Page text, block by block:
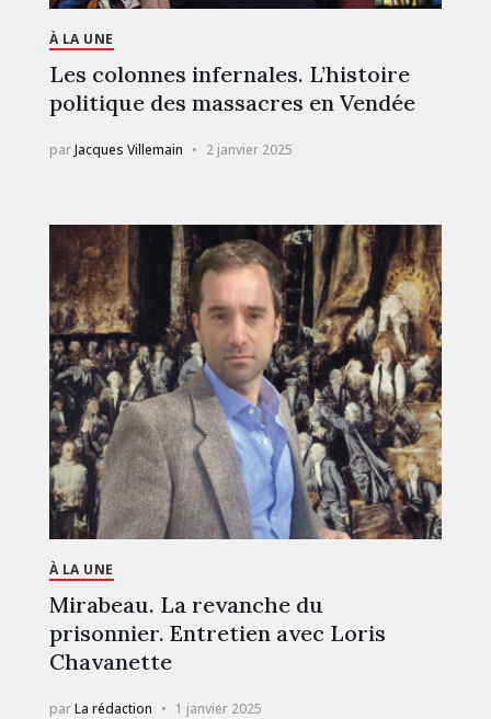
À LA UNE
Les colonnes infernales. L’histoire
politique des massacres en Vendée
parJacques Villemain 2 janvier 2025
À LA UNE
Mirabeau. La revanche du
prisonnier. Entretien avec Loris
Chavanette
parLa rédaction 1 janvier 2025